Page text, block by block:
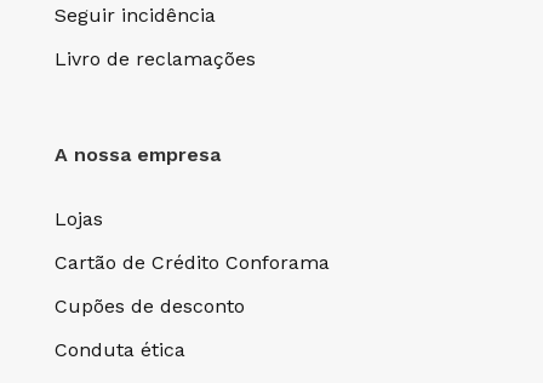
Seguir incidência
Livro de reclamações
A nossa empresa
Lojas
Cartão de Crédito Conforama
Cupões de desconto
Conduta ética